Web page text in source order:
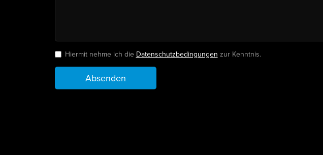
Hiermit nehme ich die Datenschutzbedingungen zur Kenntnis.